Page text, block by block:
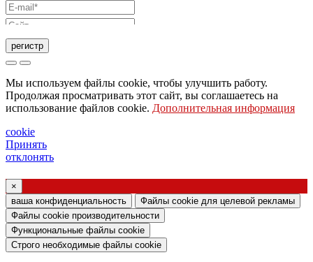
Запрос на отправку каталога
Запрос, чтобы с вами связался ваш торговый
представитель
Запрос на поддержку или дизайн освещения
Запрос на вебинар или обучение по продуктам
Подтверждение согласия (статья 7
Регламента ЕС № 2016/679)
Я заявляю, что ознакомился с информацией
регистр
Мы используем файлы cookie, чтобы улучшить работу.
Продолжая просматривать этот сайт, вы соглашаетесь на
использование файлов cookie. Дополнительная информация
cookie
Принять
отклонять
×
ваша конфиденциальность
Файлы cookie для целевой рекламы
Файлы cookie производительности
Функциональные файлы cookie
Строго необходимые файлы cookie